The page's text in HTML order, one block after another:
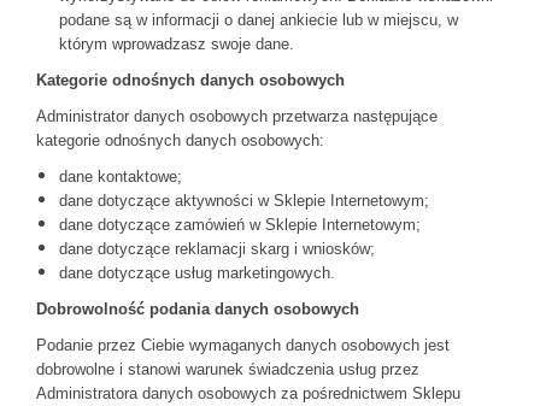
podane są w informacji o danej ankiecie lub w miejscu, w
którym wprowadzasz swoje dane.
Kategorie odnośnych danych osobowych
Administrator danych osobowych przetwarza następujące
kategorie odnośnych danych osobowych:
dane kontaktowe;
dane dotyczące aktywności w Sklepie Internetowym;
dane dotyczące zamówień w Sklepie Internetowym;
dane dotyczące reklamacji skarg i wniosków;
dane dotyczące usług marketingowych.
Dobrowolność podania danych osobowych
Podanie przez Ciebie wymaganych danych osobowych jest
dobrowolne i stanowi warunek świadczenia usług przez
Administratora danych osobowych za pośrednictwem Sklepu